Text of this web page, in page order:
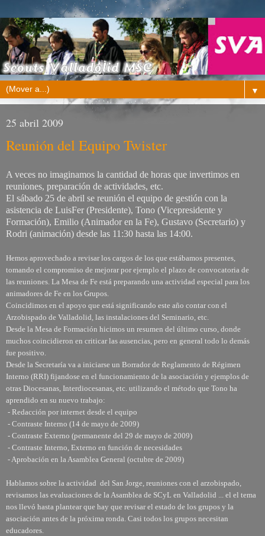
▼
25 abril 2009
Reunión del Equipo Twister
A veces no imaginamos la cantidad de horas que invertimos en
reuniones, preparación de actividades, etc.
El sábado 25 de abril se reunión el equipo de gestión con la
asistencia de LuisFer (Presidente), Tono (Vicepresidente y
Formación), Emilio (Animador en la Fe), Gustavo (Secretario) y
Rodri (animación) desde las 11:30 hasta las 14:00.
Hemos aprovechado a revisar los cargos de los que estábamos presentes,
tomando el compromiso de mejorar por ejemplo el plazo de convocatoria de
las reuniones. La Mesa de Fe está preparando una actividad especial para los
animadores de Fe en los Grupos.
Coincidimos en el apoyo que está significando este año contar con el
Arzobispado de Valladolid, las instalaciones del Seminario, etc.
Desde la Mesa de Formación hicimos un resumen del último curso, donde
muchos coincidieron en criticar las ausencias, pero en general todo lo demás
fue positivo.
Desde la Secretaría va a iniciarse un Borrador de Reglamento de Régimen
Interno (RRI) fijandose en el funcionamiento de la asociación y ejemplos de
otras Diocesanas, Interdiocesanas, etc. utilizando el método que Tono ha
aprendido en su nuevo trabajo:
- Redacción por internet desde el equipo
- Contraste Interno (14 de mayo de 2009)
- Contraste Externo (permanente del 29 de mayo de 2009)
- Contraste Interno, Externo en función de necesidades
- Aprobación en la Asamblea General (octubre de 2009)
Hablamos sobre la actividad del San Jorge, reuniones con el arzobispado,
revisamos las evaluaciones de la Asamblea de SCyL en Valladolid ... el el tema
nos llevó hasta plantear que hay que revisar el estado de los grupos y la
asociación antes de la próxima ronda. Casi todos los grupos necesitan
educadores.